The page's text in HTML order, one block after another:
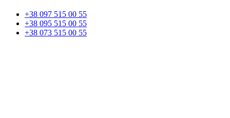
+38 097 515 00 55
+38 095 515 00 55
+38 073 515 00 55